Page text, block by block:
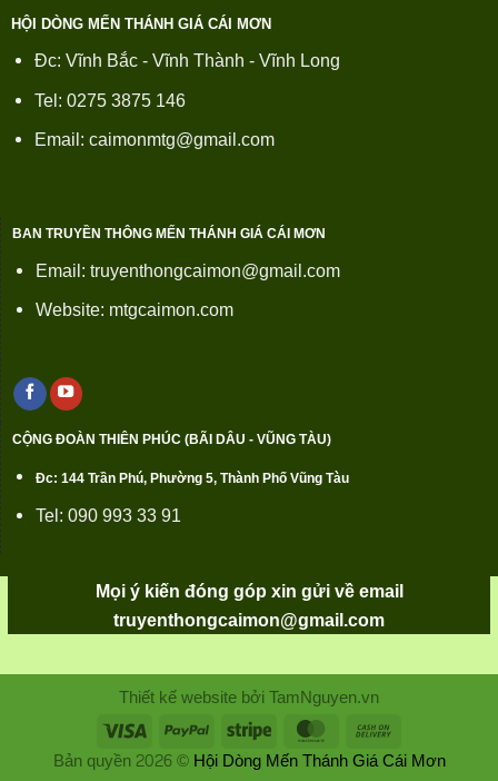
HỘI DÒNG MẾN THÁNH GIÁ CÁI MƠN
Đc: Vĩnh Bắc - Vĩnh Thành - Vĩnh Long
Tel: 0275 3875 146
Email: caimonmtg@gmail.com
BAN TRUYỀN THÔNG MẾN THÁNH GIÁ CÁI MƠN
Email: truyenthongcaimon@gmail.com
Website: mtgcaimon.com
CỘNG ĐOÀN THIÊN PHÚC (BÃI DÂU - VŨNG TÀU)
Đc: 144 Trần Phú, Phường 5, Thành Phố Vũng Tàu
Tel: 090 993 33 91
Mọi ý kiến đóng góp xin gửi về email
truyenthongcaimon@gmail.com
Thiết kế website bởi TamNguyen.vn
Bản quyền 2026 ©Hội Dòng Mến Thánh Giá Cái Mơn